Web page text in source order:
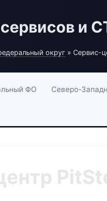
и
округ » Сервис-
ФО Северо-